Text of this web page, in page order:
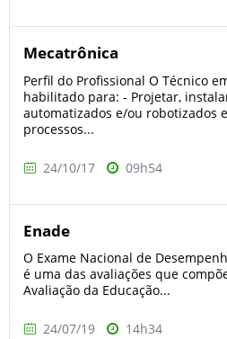
Mecatrônica
Perfil do Profissional O Técnico
habilitado para: - Projetar,
automatizados e/ou robotizados
processos...
24/10/17 09h54
Enade
O Exame Nacional de
é uma das avaliações que
Avaliação da Educação...
24/07/19 14h34